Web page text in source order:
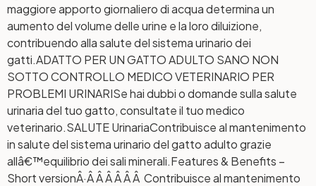
maggiore apporto giornaliero di acqua determina un
aumento del volume delle urine e la loro diluizione,
contribuendo alla salute del sistema urinario dei
gatti.ADATTO PER UN GATTO ADULTO SANO NON
SOTTO CONTROLLO MEDICO VETERINARIO PER
PROBLEMI URINARISe hai dubbi o domande sulla salute
urinaria del tuo gatto, consultate il tuo medico
veterinario.SALUTE UrinariaContribuisce al mantenimento
in salute del sistema urinario del gatto adulto grazie
allâ€™equilibrio dei sali minerali.Features & Benefits –
Short versionÂ·Â Â Â Â Â Â Contribuisce al mantenimento